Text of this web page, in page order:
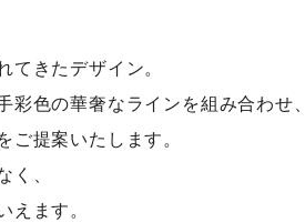
てきたデザイン。
彩色の華奢なラインを組み合わせ、
ご提案いたします。
く、
えます。